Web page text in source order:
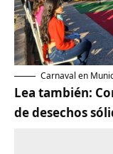
Carnaval en
Lea también:
de desechos